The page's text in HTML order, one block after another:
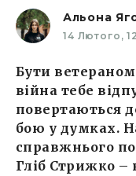
Альона
14 Лютого,
Бути
війна тебе
повертаються
бою у думках.
справжнього
Гліб Стрижко –